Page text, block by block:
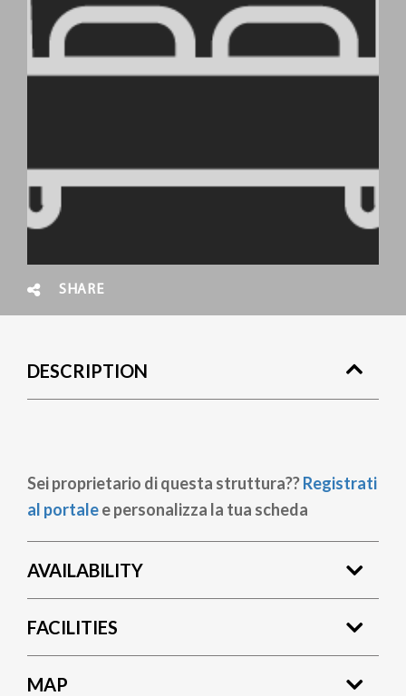
SHARE
DESCRIPTION
Sei proprietario di questa struttura??Registrati
al portalee personalizza la tua scheda
AVAILABILITY
FACILITIES
MAP